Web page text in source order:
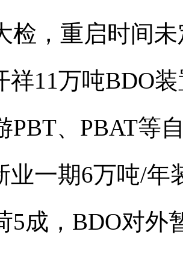
检，重启时间
祥11万吨BDO
PBT、PBAT等
业一期6万吨/年
5成，BDO对外